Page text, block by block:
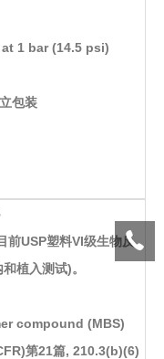
1 bar (14.5 psi)
包装
前USP塑料VI级生物反
植入测试)。
compound (MBS)
第21篇, 210.3(b)(6)